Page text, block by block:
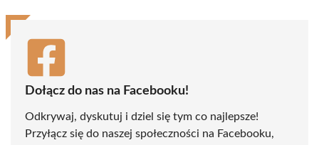
Dołącz do nas na Facebooku!
Odkrywaj, dyskutuj i dziel się tym co najlepsze!
Przyłącz się do naszej społeczności na Facebooku,